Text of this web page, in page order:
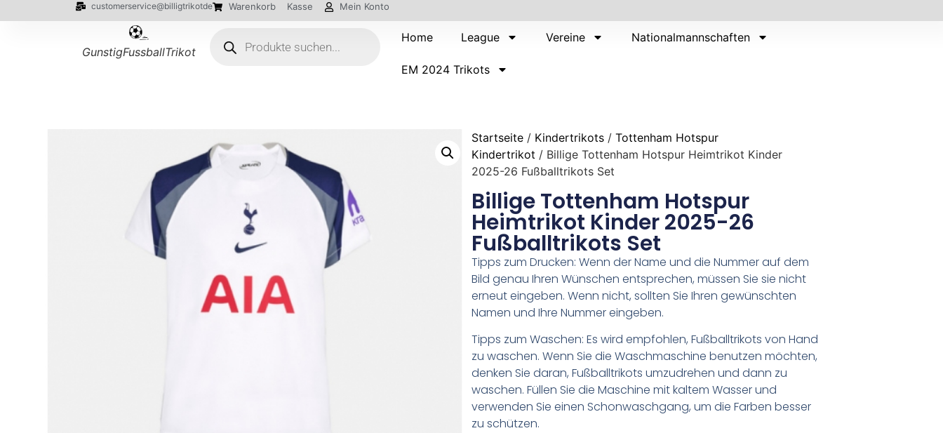
customerservice@billigtrikotde Warenkorb Kasse Mein Konto
GunstigFussballTrikot
Home League Vereine Nationalmannschaften
EM 2024 Trikots
Startseite / Kindertrikots / Tottenham Hotspur
Kindertrikot / Billige Tottenham Hotspur Heimtrikot Kinder
2025-26 Fußballtrikots Set
Billige Tottenham Hotspur
Heimtrikot Kinder 2025-26
Fußballtrikots Set
Tipps zum Drucken: Wenn der Name und die Nummer auf dem
Bild genau Ihren Wünschen entsprechen, müssen Sie sie nicht
erneut eingeben. Wenn nicht, sollten Sie Ihren gewünschten
Namen und Ihre Nummer eingeben.
Tipps zum Waschen: Es wird empfohlen, Fußballtrikots von Hand
zu waschen. Wenn Sie die Waschmaschine benutzen möchten,
denken Sie daran, Fußballtrikots umzudrehen und dann zu
waschen. Füllen Sie die Maschine mit kaltem Wasser und
verwenden Sie einen Schonwaschgang, um die Farben besser
zu schützen.